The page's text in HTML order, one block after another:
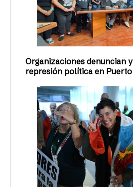
Organizaciones denuncian
represión política en